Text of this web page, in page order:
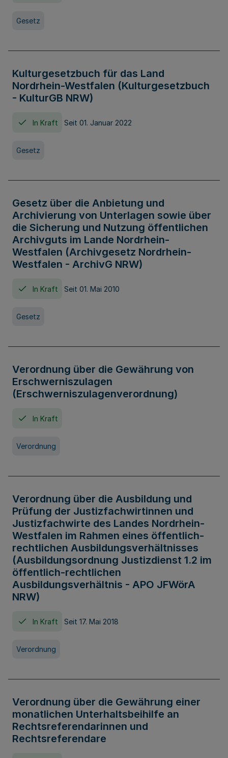
Gesetz
Kulturgesetzbuch für das Land
Nordrhein-Westfalen (Kulturgesetzbuch
- KulturGB NRW)
In Kraft Seit 01. Januar 2022
Gesetz
Gesetz über die Anbietung und
Archivierung von Unterlagen sowie über
die Sicherung und Nutzung öffentlichen
Archivguts im Lande Nordrhein-
Westfalen (Archivgesetz Nordrhein-
Westfalen - ArchivG NRW)
In Kraft Seit 01. Mai 2010
Gesetz
Verordnung über die Gewährung von
Erschwerniszulagen
(Erschwerniszulagenverordnung)
In Kraft
Verordnung
Verordnung über die Ausbildung und
Prüfung der Justizfachwirtinnen und
Justizfachwirte des Landes Nordrhein-
Westfalen im Rahmen eines öffentlich-
rechtlichen Ausbildungsverhältnisses
(Ausbildungsordnung Justizdienst 1.2 im
öffentlich-rechtlichen
Ausbildungsverhältnis - APO JFWörA
NRW)
In Kraft Seit 17. Mai 2018
Verordnung
Verordnung über die Gewährung einer
monatlichen Unterhaltsbeihilfe an
Rechtsreferendarinnen und
Rechtsreferendare